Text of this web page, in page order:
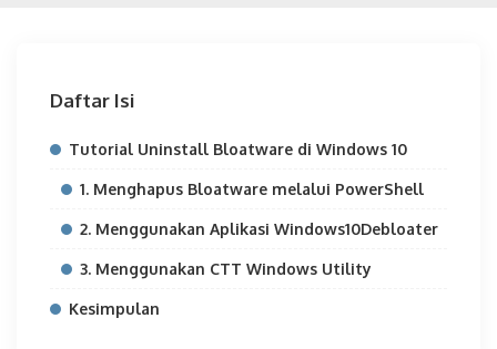
Daftar Isi
Tutorial Uninstall Bloatware di Windows 10
1. Menghapus Bloatware melalui PowerShell
2. Menggunakan Aplikasi Windows10Debloater
3. Menggunakan CTT Windows Utility
Kesimpulan